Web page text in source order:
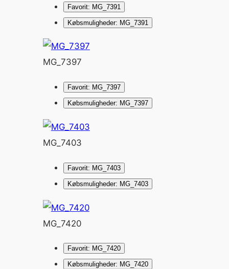
Favorit: MG_7391
Købsmuligheder: MG_7391
MG_7397
Favorit: MG_7397
Købsmuligheder: MG_7397
MG_7403
Favorit: MG_7403
Købsmuligheder: MG_7403
MG_7420
Favorit: MG_7420
Købsmuligheder: MG_7420